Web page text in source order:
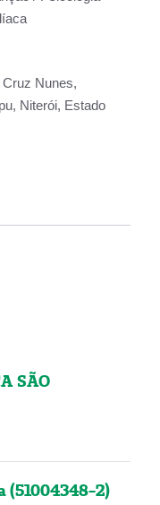
Nunes,
Niterói, Estado
SÃO
(51004348-2)